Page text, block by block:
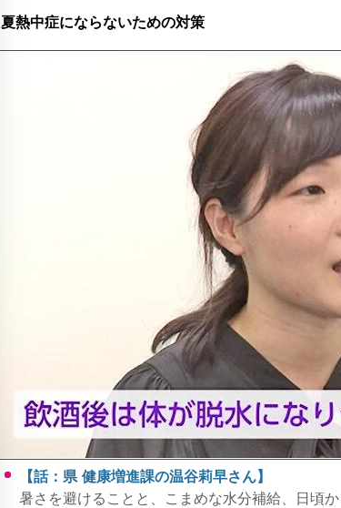
夏熱中症にならないための対策
【話：県 健康増進課の温谷莉早さん】
暑さを避けることと、こまめな水分補給、日頃